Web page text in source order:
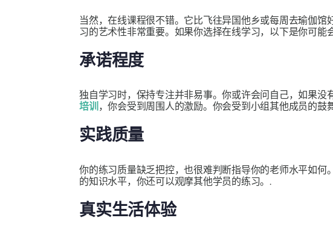
当然，在线课程很不错。它比飞往异国他乡或每周去瑜伽
习的艺术性非常重要。如果你选择在线学习，以下是你可能
承诺程度
独自学习时，保持专注并非易事。你或许会问自己，如果
培训 ，你会受到周围人的激励。你会受到小组其他成员的鼓
实践质量
你的练习质量缺乏把控，也很难判断指导你的老师水平如
的知识水平，你还可以观摩其他学员的练习。.
真实生活体验